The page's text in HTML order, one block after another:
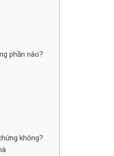
phần nào?
không?